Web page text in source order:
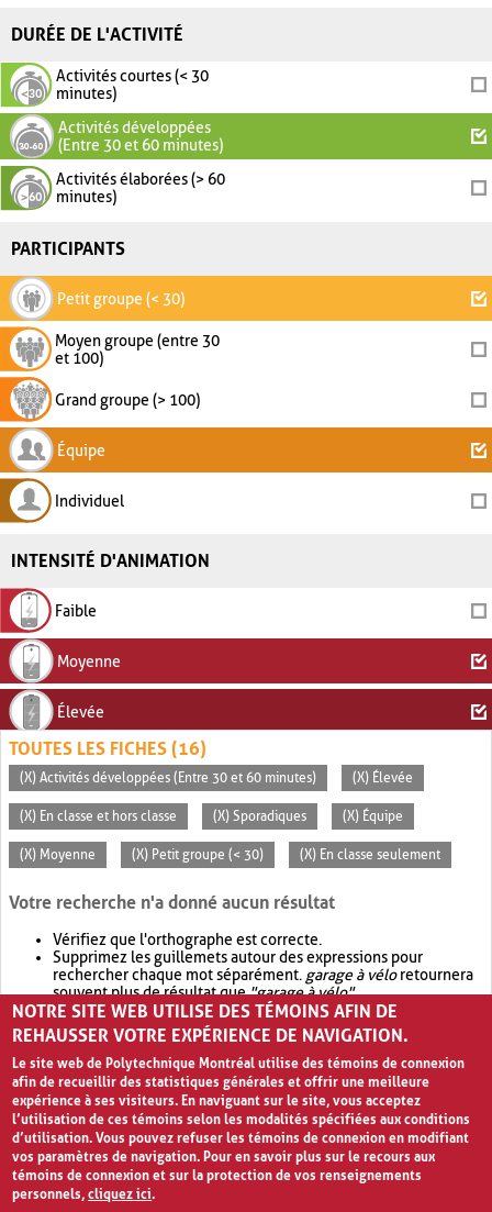
DURÉE DE L'ACTIVITÉ
Activités courtes (< 30
minutes)
Activités développées
(Entre 30 et 60 minutes)
Activités élaborées (> 60
minutes)
PARTICIPANTS
Petit groupe (< 30)
Moyen groupe (entre 30
et 100)
Grand groupe (> 100)
Équipe
Individuel
INTENSITÉ D'ANIMATION
Faible
Moyenne
Élevée
TOUTES LES FICHES (16)
(X) Activités développées (Entre 30 et 60 minutes) (X) Élevée
(X) En classe et hors classe (X) Sporadiques (X) Équipe
(X) Moyenne (X) Petit groupe (< 30) (X) En classe seulement
Votre recherche n'a donné aucun résultat
Vérifiez que l'orthographe est correcte.
Supprimez les guillemets autour des expressions pour
rechercher chaque mot séparément. garage à véloretournera
souvent plus de résultat que"garage à vélo".
Envisagez d'élargir votre recherche avec OR.garage OR vélo
retournera souvent plus de résultat quegarage à vélo
NOTRE SITE WEB UTILISE DES TÉMOINS AFIN DE
REHAUSSER VOTRE EXPÉRIENCE DE NAVIGATION.
Le site web de Polytechnique Montréal utilise des témoins de connexion
afin de recueillir des statistiques générales et offrir une meilleure
expérience à ses visiteurs. En naviguant sur le site, vous acceptez
l’utilisation de ces témoins selon les modalités spécifiées aux conditions
d’utilisation. Vous pouvez refuser les témoins de connexion en modifiant
vos paramètres de navigation. Pour en savoir plus sur le recours aux
témoins de connexion et sur la protection de vos renseignements
personnels,cliquez ici.